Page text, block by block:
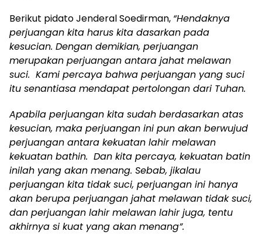
Berikut pidato Jenderal Soedirman, “Hendaknya
perjuangan kita harus kita dasarkan pada
kesucian. Dengan demikian, perjuangan
merupakan perjuangan antara jahat melawan
suci. Kami percaya bahwa perjuangan yang suci
itu senantiasa mendapat pertolongan dari Tuhan.
Apabila perjuangan kita sudah berdasarkan atas
kesucian, maka perjuangan ini pun akan berwujud
perjuangan antara kekuatan lahir melawan
kekuatan bathin. Dan kita percaya, kekuatan batin
inilah yang akan menang. Sebab, jikalau
perjuangan kita tidak suci, perjuangan ini hanya
akan berupa perjuangan jahat melawan tidak suci,
dan perjuangan lahir melawan lahir juga, tentu
akhirnya si kuat yang akan menang”.